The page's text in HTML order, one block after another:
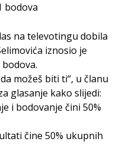
bodova
na televotingu dobila
iznosio je
možeš biti ti“, u članu
glasanje kako slijedi:
i bodovanje čini 50%
čine 50% ukupnih